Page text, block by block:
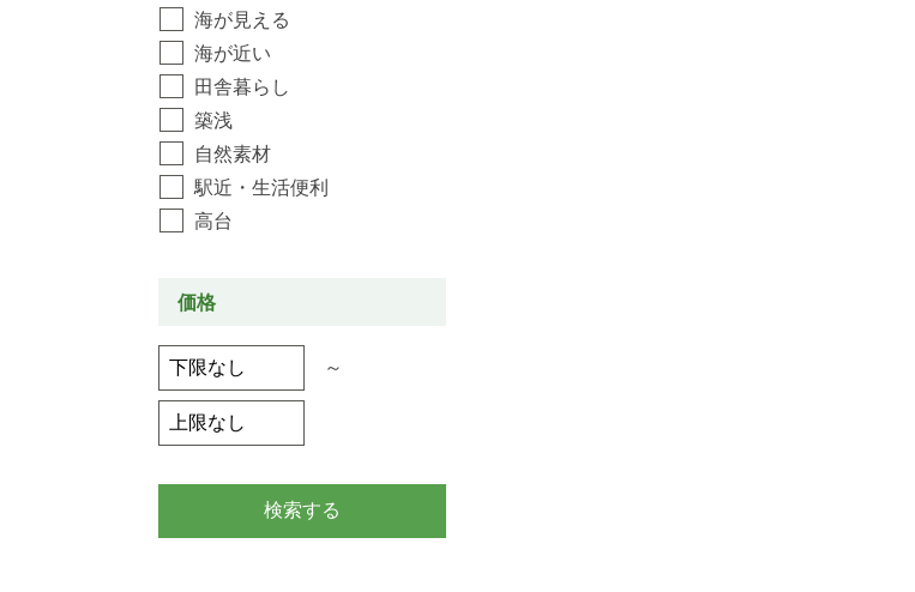
海が見える
海が近い
田舎暮らし
築浅
自然素材
駅近・生活便利
高台
価格
～